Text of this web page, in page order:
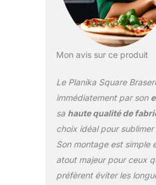
a
Mon avis sur ce produit
Le Planika Square
immédiatement par son
sa haute qualité de
choix idéal pour
Son montage est simple
atout majeur pour ceux
préfèrent éviter les